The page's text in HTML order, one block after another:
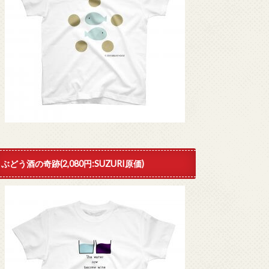
ぶどう酒の奇跡(2,080円:SUZURI原価)